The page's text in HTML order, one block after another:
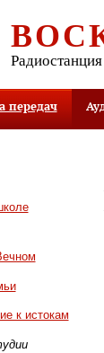
передач
к истокам